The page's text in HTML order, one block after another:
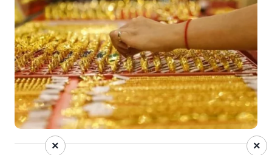
×
×